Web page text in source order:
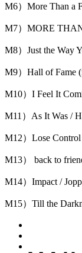
M6）More Than a
M7）MORE
M8）Just the Way
M9）Hall of Fame
M10）I Feel It
M11）As It Was /
M12）Lose
M13） back to
M14）Impact /
M15）Till the